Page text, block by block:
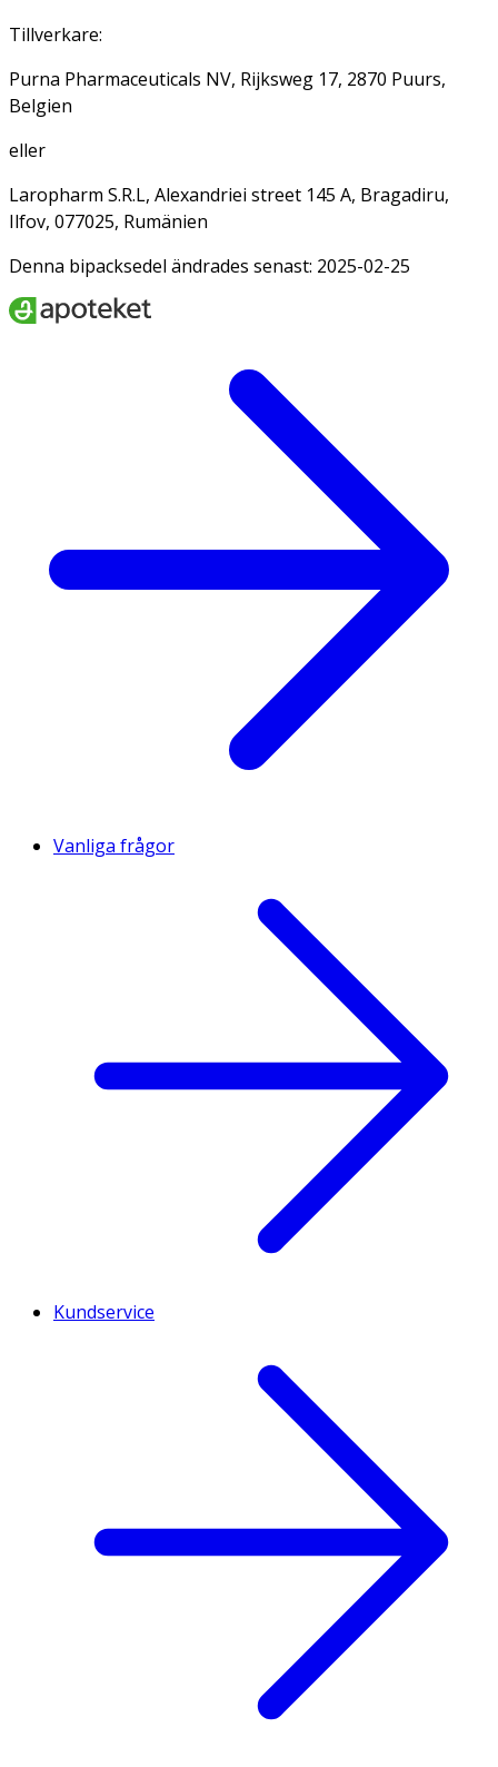
Tillverkare:
Purna Pharmaceuticals NV, Rijksweg 17, 2870 Puurs,
Belgien
eller
Laropharm S.R.L, Alexandriei street 145 A, Bragadiru,
Ilfov, 077025, Rumänien
Denna bipacksedel ändrades senast: 2025-02-25
Vanliga frågor
Kundservice